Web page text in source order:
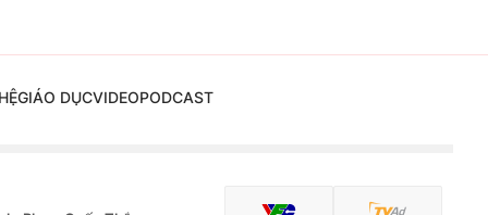
GIÁO DỤCVIDEOPODCAST